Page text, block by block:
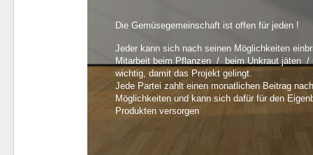
Die Gemüsegemeinschaft ist offen für jeden !
Jeder kann sich nach seinen Möglichkeiten
Mitarbeit beim Pflanzen / beim Unkraut jäten /
wichtig, damit das Projekt gelingt.
Jede Partei zahlt einen monatlichen Beitrag
Möglichkeiten und kann sich dafür für den
Produkten versorgen